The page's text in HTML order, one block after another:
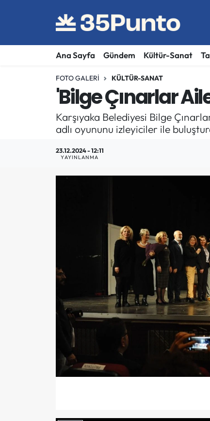
Ana Sayfa Gündem Kültür-Sanat
FOTO GALERI KÜLTÜR-SANAT
'Bilge Çınarlar
Karşıyaka Belediyesi Bilge
adlı oyununu izleyiciler ile
23.12.2024 - 12:11
YAYINLANMA